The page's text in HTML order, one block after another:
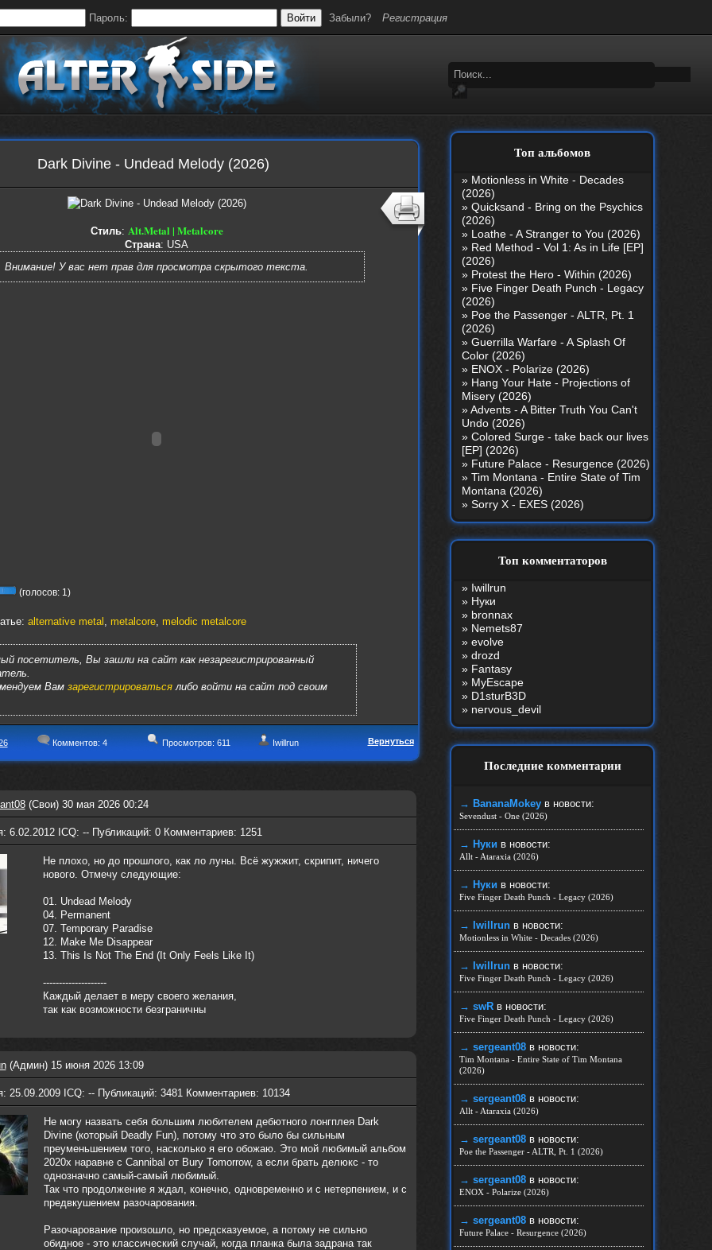
Пароль: Войти Забыли? Регистрация
Dark Divine - Undead Melody (2026)
Стиль: Alt.Metal | Metalcore
Страна: USA
Внимание! У вас нет прав для просмотра скрытого текста.
(голосов: 1)
alternative metal , metalcore, melodic metalcore
посетитель, Вы зашли на сайт как незарегистрированный
Вам зарегистрироватьсялибо войти на сайт под своим
Комментов: 4 Просмотров: 611 Iwillrun Вернуться
(Свои) 30 мая 2026 00:24
6.02.2012 ICQ: -- Публикаций: 0 Комментариев: 1251
Не плохо, но до прошлого, как ло луны. Всё жужжит, скрипит, ничего
нового. Отмечу следующие:
01. Undead Melody
04. Permanent
07. Temporary Paradise
12. Make Me Disappear
13. This Is Not The End (It Only Feels Like It)
--------------------
Каждый делает в меру своего желания,
так как возможности безграничны
(Админ) 15 июня 2026 13:09
25.09.2009 ICQ: -- Публикаций: 3481 Комментариев: 10134
Не могу назвать себя большим любителем дебютного лонгплея Dark
Divine (который Deadly Fun), потому что это было бы сильным
преуменьшением того, насколько я его обожаю. Это мой любимый альбом
2020х наравне с Cannibal от Bury Tomorrow, а если брать делюкс - то
однозначно самый-самый любимый.
Так что продолжение я ждал, конечно, одновременно и с нетерпением, и с
предвкушением разочарования.
Разочарование произошло, но предсказуемое, а потому не сильно
обидное - это классический случай, когда планка была задрана так
Топ альбомов
» Motionless in White - Decades
(2026)
» Quicksand - Bring on the Psychics
(2026)
» Loathe - A Stranger to You (2026)
» Red Method - Vol 1: As in Life [EP]
(2026)
» Protest the Hero - Within (2026)
» Five Finger Death Punch - Legacy
(2026)
» Poe the Passenger - ALTR, Pt. 1
(2026)
» Guerrilla Warfare - A Splash Of
Color (2026)
» ENOX - Polarize (2026)
» Hang Your Hate - Projections of
Misery (2026)
»Advents - A Bitter Truth You Can't
Undo (2026)
» Colored Surge - take back our lives
[EP] (2026)
» Future Palace - Resurgence (2026)
» Tim Montana - Entire State of Tim
Montana (2026)
» Sorry X - EXES (2026)
Топ комментаторов
» Iwillrun
» Нуки
» bronnax
» Nemets87
» evolve
» drozd
» Fantasy
» MyEscape
» D1sturB3D
» nеrvous_dеvil
Последние комментарии
→ BananaMokey в новости:
Sevendust - One (2026)
→ Нуки в новости:
Allt - Ataraxia (2026)
→ Нуки в новости:
Five Finger Death Punch - Legacy (2026)
→ Iwillrun в новости:
Motionless in White - Decades (2026)
→ Iwillrun в новости:
Five Finger Death Punch - Legacy (2026)
→ swR в новости:
Five Finger Death Punch - Legacy (2026)
→ sergeant08 в новости:
Tim Montana - Entire State of Tim Montana
(2026)
→ sergeant08 в новости:
Allt - Ataraxia (2026)
→ sergeant08 в новости:
Poe the Passenger - ALTR, Pt. 1 (2026)
→ sergeant08 в новости:
ENOX - Polarize (2026)
→ sergeant08 в новости:
Future Palace - Resurgence (2026)